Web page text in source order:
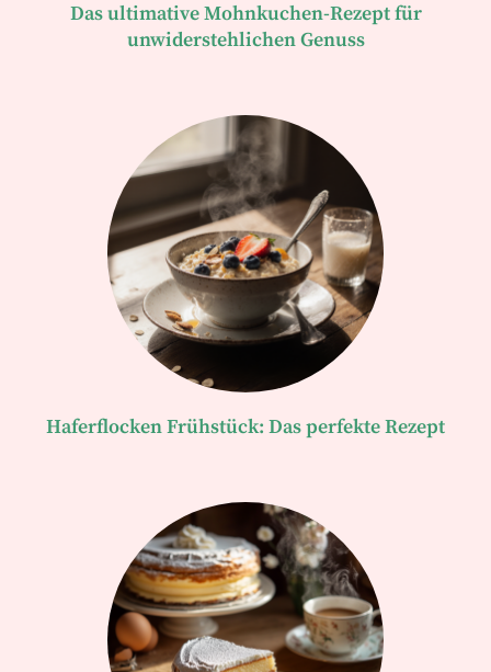
Das ultimative Mohnkuchen-Rezept für
unwiderstehlichen Genuss
Haferflocken Frühstück: Das perfekte Rezept